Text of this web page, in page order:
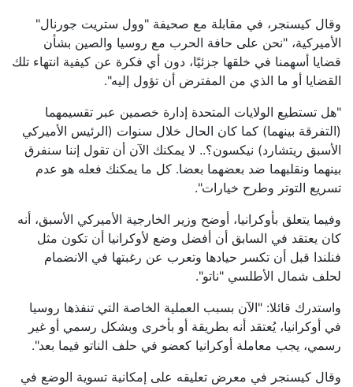
وقال كيسنجر، في مقابلة مع صحيفة "وول ستريت جورنال"
الأميركية، "نحن على حافة الحرب مع روسيا والصين بشأن
قضايا أسهمنا في خلقها جزئيًا، دون أي فكرة عن كيفية انتهاء تلك
القضايا أو ما الذي من المفترض أن تؤول إليه".
"هل تستطيع الولايات المتحدة إدارة خصمين عبر تقسيمهما
(التفرقة بينهما) كما كان الحال خلال سنوات (الرئيس الأميركي
الأسبق ريتشارد) نيكسون؟.. لا يمكنك الآن أن تقول إننا سنفرق
بينهما ونقلبهما ضد بعضهما بعضا. كل ما يمكنك فعله هو عدم
تسريع التوتر وطرح خيارات".
وفيما يتعلق بأوكرانيا، أوضح وزير الخارجية الأميركي الأسبق، أنه
كان يعتقد في السابق أن أفضل وضع لأوكرانيا أن تكون مثل
فنلندا قبل أن تكسر حيادها وتعرب عن رغبتها في الانضمام
لحلف شمال الأطلسي "ناتو".
واستدرك قائلا: "الآن بسبب العملية الخاصة التي تنفذها روسيا
في أوكرانيا، يُعتقد أنه بطريقة أو بأخرى وبشكل رسمي أو غير
رسمي، يجب معاملة أوكرانيا كعضو في حلف الناتو فيما بعد".
وقال كيسنجر في معرض تعليقه على إمكانية تسوية الوضع في